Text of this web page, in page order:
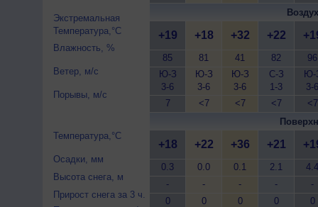
Экстремальная
Температура,°C
Влажность, %
Ветер, м/с
Порывы, м/с
Температура,°C
Осадки, мм
Высота снега, м
Прирост снега за 3 ч.
+19
85
Ю-З
3-6
7
+18
81
Ю-З
3-6
<7
+32
41
Ю-З
3-6
<7
+22
82
С-З
1-3
<7
96
Ю-
3-6
<7
+18
0.3
-
0
+22
0.0
-
0
+36
0.1
-
0
+21
2.1
-
0
4.4
-
0